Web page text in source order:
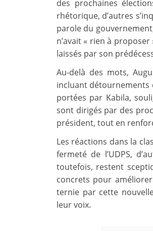
des prochaines
rhétorique, d’autres
parole du
n’avait « rien à
laissés par son
Au-delà des mots,
incluant détournements
portées par Kabila,
sont dirigés par des
président, tout en
Les réactions dans la
fermeté de l’UDPS,
toutefois, restent
concrets pour
ternie par cette
leur voix.